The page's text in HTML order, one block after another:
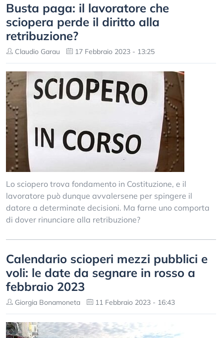
Busta paga: il lavoratore che
sciopera perde il diritto alla
retribuzione?
Claudio Garau 17 Febbraio 2023 - 13:25
Lo sciopero trova fondamento in Costituzione, e il
lavoratore può dunque avvalersene per spingere il
datore a determinate decisioni. Ma farne uno comporta
di dover rinunciare alla retribuzione?
Calendario scioperi mezzi pubblici e
voli: le date da segnare in rosso a
febbraio 2023
Giorgia Bonamoneta 11 Febbraio 2023 - 16:43